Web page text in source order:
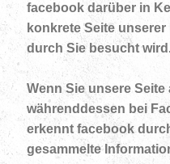
facebook darüber in
konkrete Seite
durch Sie besucht
Wenn Sie unsere Seite
währenddessen bei
erkennt facebook
gesammelte